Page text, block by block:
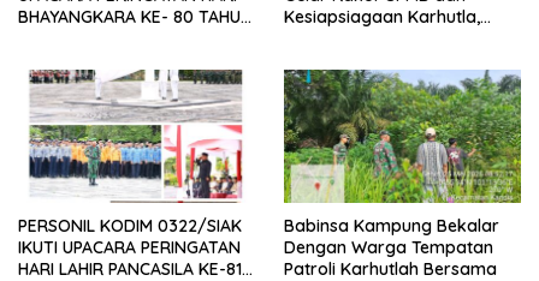
BHAYANGKARA KE- 80 TAHUN
Kesiapsiagaan Karhutla,
PERSONIL KODIM 0322/SIAK
IKUTI UPACARA PERINGATAN
HARI LAHIR PANCASILA KE-81
Babinsa Kampung Bekalar
Dengan Warga Tempatan
Patroli Karhutlah Bersama